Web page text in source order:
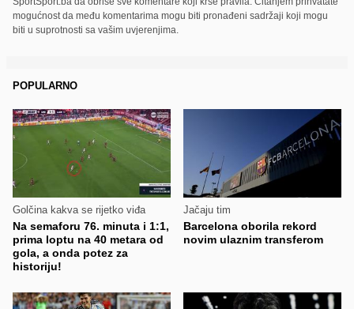
mogućnost da među komentarima mogu biti pronađeni sadržaji koji mogu
biti u suprotnosti sa vašim uvjerenjima.
POPULARNO
Golčina kakva se rijetko viđa
Na semaforu 76. minuta i 1:1,
prima loptu na 40 metara od
gola, a onda potez za
historiju!
Jačaju tim
Barcelona oborila rekord
novim ulaznim transferom